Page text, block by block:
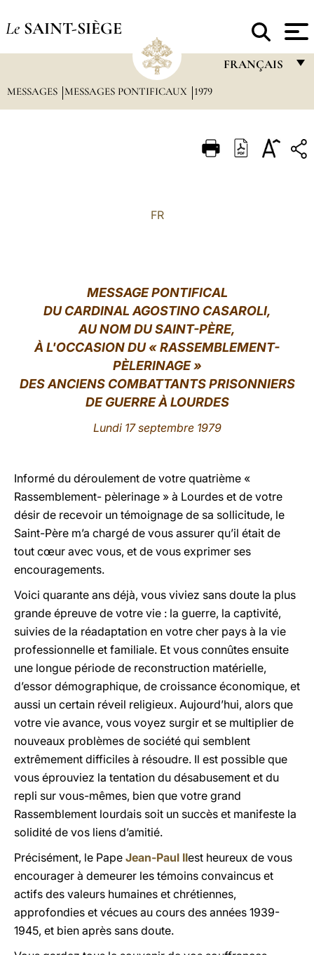
Le SAINT-SIÈGE
FRANÇAIS
ITALIANO
中文
LATINE
MESSAGES MESSAGES PONTIFICAUX 1979
FR
MESSAGE PONTIFICAL
DU CARDINAL AGOSTINO CASAROLI,
AU NOM DU SAINT-PÈRE,
À L'OCCASION DU « RASSEMBLEMENT-
PÈLERINAGE »
DES ANCIENS COMBATTANTS PRISONNIERS
DE GUERRE À LOURDES
Lundi 17 septembre 1979
Informé du déroulement de votre quatrième «
Rassemblement- pèlerinage » à Lourdes et de votre
désir de recevoir un témoignage de sa sollicitude, le
Saint-Père m’a chargé de vous assurer qu’il était de
tout cœur avec vous, et de vous exprimer ses
encouragements.
Voici quarante ans déjà, vous viviez sans doute la plus
grande épreuve de votre vie : la guerre, la captivité,
suivies de la réadaptation en votre cher pays à la vie
professionnelle et familiale. Et vous connûtes ensuite
une longue période de reconstruction matérielle,
d’essor démographique, de croissance économique, et
aussi un certain réveil religieux. Aujourd’hui, alors que
votre vie avance, vous voyez surgir et se multiplier de
nouveaux problèmes de société qui semblent
extrêmement difficiles à résoudre. Il est possible que
vous éprouviez la tentation du désabusement et du
repli sur vous-mêmes, bien que votre grand
Rassemblement lourdais soit un succès et manifeste la
solidité de vos liens d’amitié.
Précisément, le Pape Jean-Paul IIest heureux de vous
encourager à demeurer les témoins convaincus et
actifs des valeurs humaines et chrétiennes,
approfondies et vécues au cours des années 1939-
1945, et bien après sans doute.